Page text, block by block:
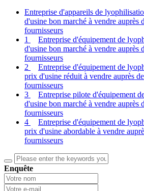
Entreprise d'appareils de
d'usine bon marché à vendre auprès
fournisseurs
1
Entreprise d'équipement de
d'usine bon marché à vendre auprès
fournisseurs
2
Entreprise d'équipement de
prix d'usine réduit à vendre auprès
fournisseurs
3
Entreprise pilote d'équipement
d'usine bon marché à vendre auprès
fournisseurs
4
Entreprise d'équipement de
prix d'usine abordable à vendre
fournisseurs
Enquête